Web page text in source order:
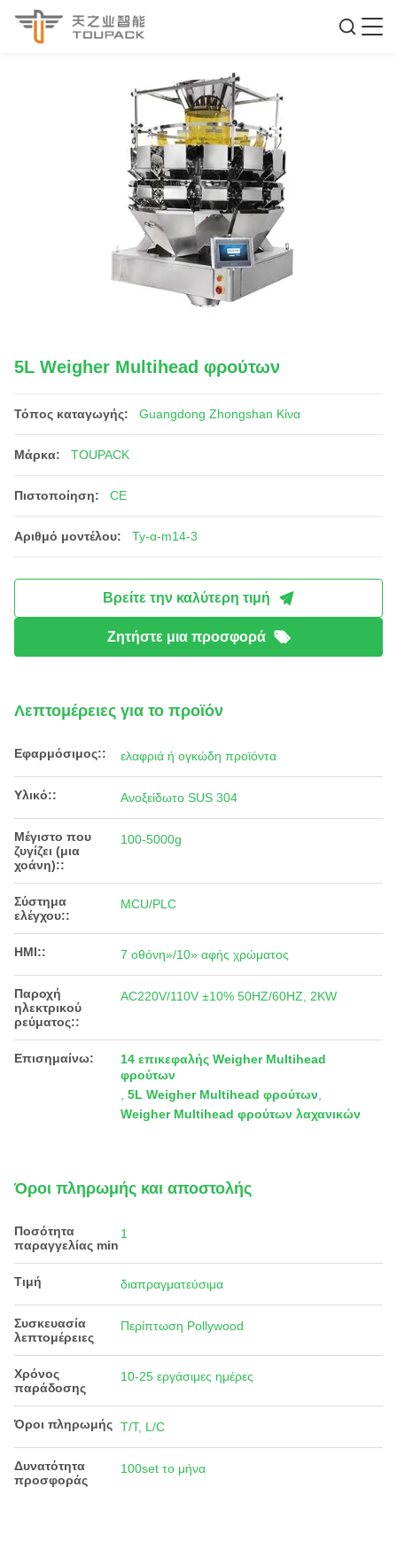
5L Weigher Multihead φρούτων
Τόπος καταγωγής: Guangdong Zhongshan Κίνα
Μάρκα: TOUPACK
Πιστοποίηση: CE
Αριθμό μοντέλου: Ty-α-m14-3
Βρείτε την καλύτερη τιμή
Ζητήστε μια προσφορά
Λεπτομέρειες για το προϊόν
Εφαρμόσιμος:: ελαφριά ή ογκώδη προϊόντα
Υλικό:: Ανοξείδωτο SUS 304
Μέγιστο που
ζυγίζει (μια
χοάνη)::
100-5000g
Σύστημα
ελέγχου::
MCU/PLC
HMI:: 7 οθόνη»/10» αφής χρώματος
Παροχή
ηλεκτρικού
ρεύματος::
AC220V/110V ±10% 50HZ/60HZ, 2KW
Επισημαίνω:
14 επικεφαλής Weigher Multihead
φρούτων
5L Weigher Multihead φρούτων
Weigher Multihead φρούτων λαχανικών
Όροι πληρωμής και αποστολής
Ποσότητα
παραγγελίας min
1
Τιμή διαπραγματεύσιμα
Συσκευασία
λεπτομέρειες
Περίπτωση Pollywood
Χρόνος
παράδοσης
10-25 εργάσιμες ημέρες
Όροι πληρωμής T/T, L/C
Δυνατότητα
προσφοράς
100set το μήνα